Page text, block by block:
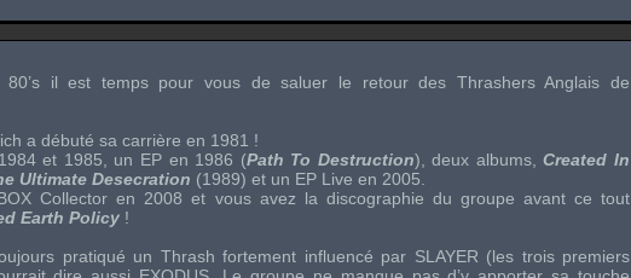
il est temps pour vous de saluer le retour des ThrashersAnglais de
a débuté sa carrière en 1981 !
et 1985, un EPen 1986 (Path To Destruction), deux albums,Created In
Ultimate Desecration (1989) et un EP Live en 2005.
Collector en 2008 et vous avez la discographie du groupe avant ce tout
Earth Policy !
pratiqué un Thrash fortement influencé par SLAYER (les trois premiers